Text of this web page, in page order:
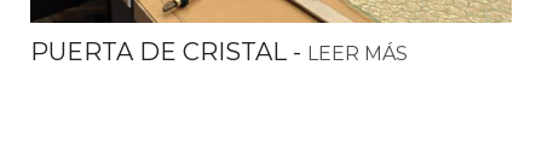
PUERTA DE CRISTAL - LEER MÁS